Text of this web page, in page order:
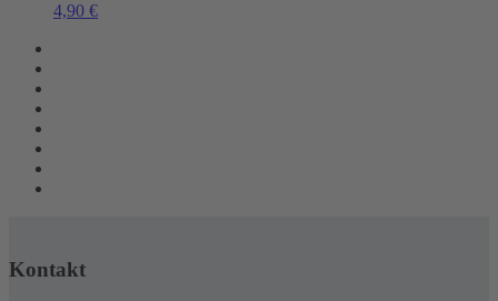
4,90 €
Kontakt